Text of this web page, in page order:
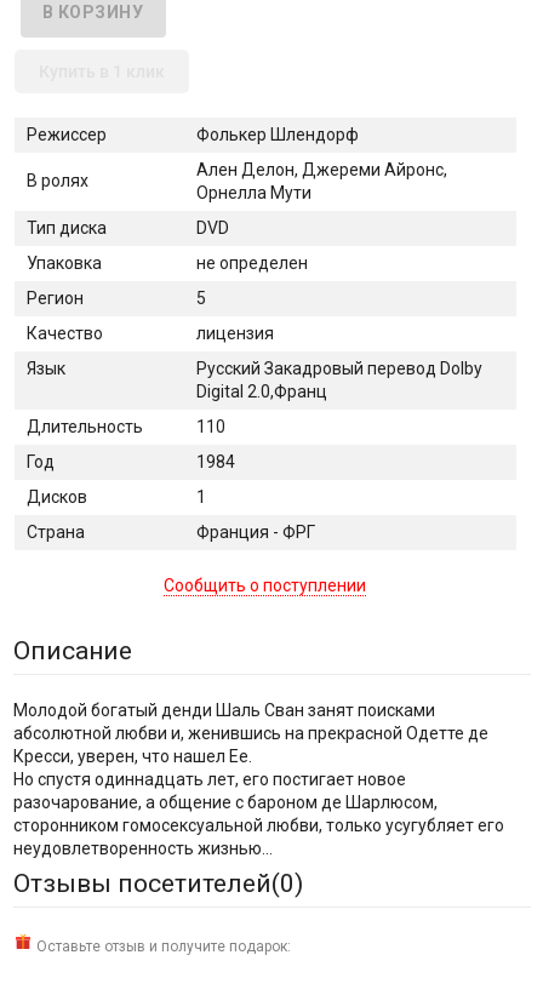
Режиссер Фолькер Шлендорф
В ролях
Ален Делон, Джереми Айронс,
Орнелла Мути
Тип диска
DVD
Упаковка
не определен
Регион
5
Качество
лицензия
Язык
Русский Закадровый перевод Dolby
Digital 2.0,Франц
Длительность
110
Год
1984
Дисков
1
Страна
Франция - ФРГ
Сообщить о поступлении
Описание
Молодой богатый денди Шаль Сван занят поисками
абсолютной любви и, женившись на прекрасной Одетте де
Кресси, уверен, что нашел Ее.
Но спустя одиннадцать лет, его постигает новое
разочарование, а общение с бароном де Шарлюсом,
сторонником гомосексуальной любви, только усугубляет его
неудовлетворенность жизнью...
Отзывы посетителей(0)
Оставьте отзыв и получите подарок: